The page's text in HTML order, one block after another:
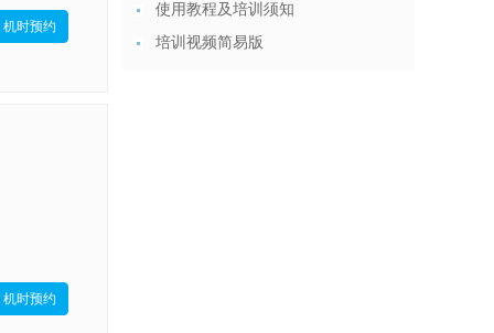
机时预约
机时预约
使用教程及培训须知
培训视频简易版